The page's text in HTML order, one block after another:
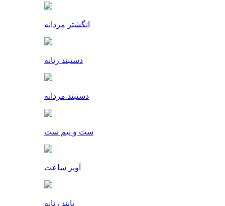
انگشتر مردانه
دستبند زنانه
دستبند مردانه
ست و نیم ست
آویز ساعت
پابند زنانه